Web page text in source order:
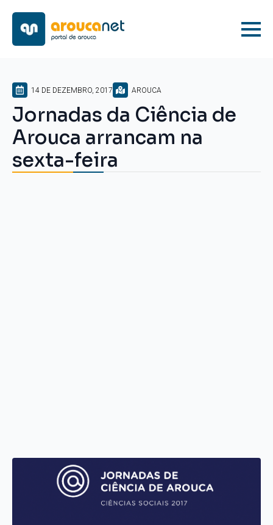
14 DE DEZEMBRO, 2017 AROUCA
Jornadas da Ciência de
Arouca arrancam na
sexta-feira